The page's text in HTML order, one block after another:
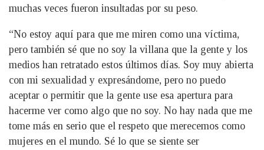
muchas veces fueron insultadas por su peso.
“No estoy aquí para que me miren como una víctima,
pero también sé que no soy la villana que la gente y los
medios han retratado estos últimos días. Soy muy abierta
con mi sexualidad y expresándome, pero no puedo
aceptar o permitir que la gente use esa apertura para
hacerme ver como algo que no soy. No hay nada que me
tome más en serio que el respeto que merecemos como
mujeres en el mundo. Sé lo que se siente ser